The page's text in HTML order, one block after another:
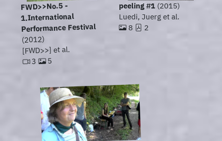
FWD>>No.5 -
1.International
Performance Festival
(2012)
[FWD>>] et al.
3 5
peeling #1 (2015)
Luedi, Juerg et al.
8
2